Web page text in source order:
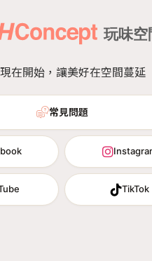
在開始，讓美好在空間蔓延
常見問題
TikTok